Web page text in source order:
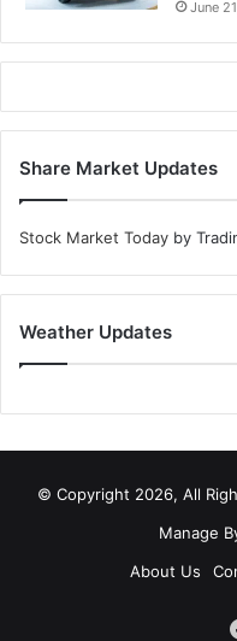
June
Share Market Updates
Stock Market Today by
Weather Updates
© Copyright 2026, All
Manage
About Us